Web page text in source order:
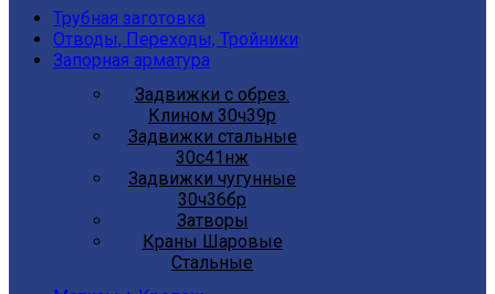
Трубная заготовка
Отводы, Переходы, Тройники
Запорная арматура
Задвижки с обрез.
Клином 30ч39р
Задвижки стальные
30с41нж
Задвижки чугунные
30ч36бр
Затворы
Краны Шаровые
Стальные